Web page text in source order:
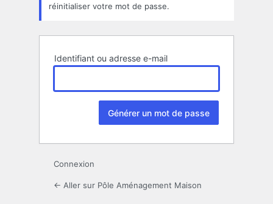
réinitialiser votre mot de passe.
Identifiant ou adresse e-mail
Connexion
← Aller sur Pôle Aménagement Maison